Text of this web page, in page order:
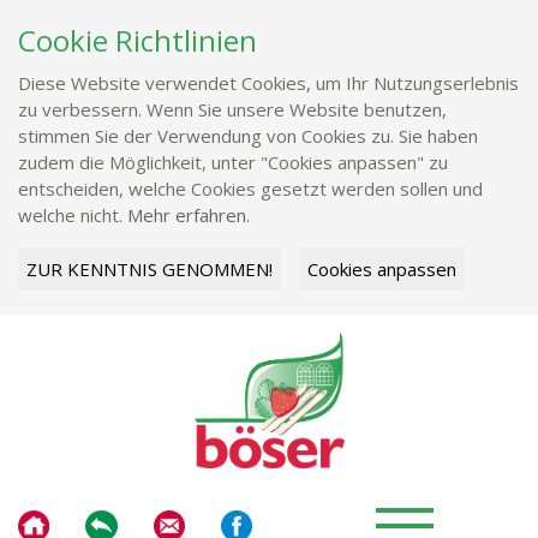
Cookie Richtlinien
Diese Website verwendet Cookies, um Ihr Nutzungserlebnis
zu verbessern. Wenn Sie unsere Website benutzen,
stimmen Sie der Verwendung von Cookies zu. Sie haben
zudem die Möglichkeit, unter "Cookies anpassen" zu
entscheiden, welche Cookies gesetzt werden sollen und
welche nicht. Mehr erfahren.
ZUR KENNTNIS GENOMMEN! Cookies anpassen